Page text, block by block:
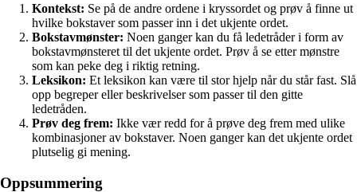
Kontekst: Se på de andre ordene i kryssordet og prøv å finne ut
hvilke bokstaver som passer inn i det ukjente ordet.
Bokstavmønster: Noen ganger kan du få ledetråder i form av
bokstavmønsteret til det ukjente ordet. Prøv å se etter mønstre
som kan peke deg i riktig retning.
Leksikon: Et leksikon kan være til stor hjelp når du står fast. Slå
opp begreper eller beskrivelser som passer til den gitte
ledetråden.
Prøv deg frem: Ikke vær redd for å prøve deg frem med ulike
kombinasjoner av bokstaver. Noen ganger kan det ukjente ordet
plutselig gi mening.
Oppsummering